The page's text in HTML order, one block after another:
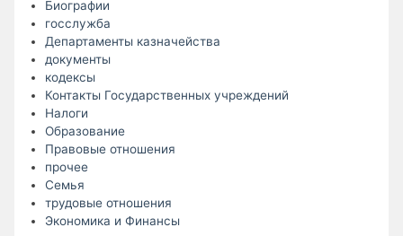
Биографии
госслужба
Департаменты казначейства
документы
кодексы
Контакты Государственных учреждений
Налоги
Образование
Правовые отношения
прочее
Семья
трудовые отношения
Экономика и Финансы